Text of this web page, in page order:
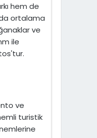
hem de
ortalama
ve
ile
ve
turistik